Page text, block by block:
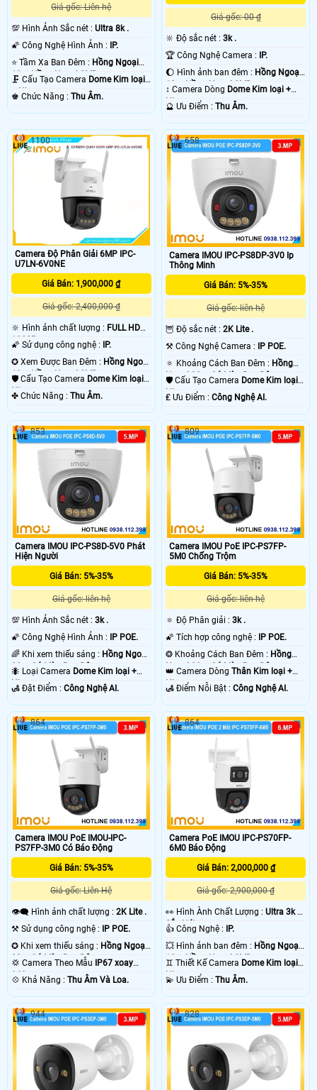
Giá gốc: Liên hệ
💯 Hình Ảnh Sắc nét : Ultra 8k .
🌠 Công Nghệ Hình Ảnh : IP.
⭐ Tầm Xa Ban Đêm : Hồng Ngoại
10m Hồng Ngoại SMD.
🗜️ Cấu Tạo Camera Dome Kim loại
+ Nhựa.
️♚ Chức Năng : Thu Âm.
Giá gốc: 00 ₫
🔆 Độ sắc nét :3k .
🏆 Công Nghệ Camera : IP.
🌔 Hình ảnh ban đêm : Hồng Ngoại
10m Hồng Ngoại SMD.
↕️ Camera Dòng Dome Kim loại +
Nhựa.
️🔮 Ưu Điểm :Thu Âm.
Camera Độ Phân Giải 6MP IPC-
U7LN-6V0NE
Giá Bán: 1,900,000 ₫
Giá gốc: 2,400,000 ₫
🔆 Hình ảnh chất lượng : FULL HD
1080P .
🌠 Sử dụng công nghệ :
IP.
✪ Xem Được Ban Đêm : Hồng Ngoại
10m Hồng Ngoại SMD.
🛡 Cấu Tạo Camera Dome Kim loại +
Nhựa.
️✤ Chức Năng : Thu Âm.
1100
Camera IMOU IPC-PS8DP-3V0 Ip
Thông Minh
Giá Bán: 5%-35%
Giá gốc: liên hệ
🦉 Độ sắc nét :2K Lite .
⚒ Công Nghệ Camera :
IP POE.
🔅 Khoảng Cách Ban Đêm : Hồng
Ngoại 30m Có Màu Ban Ðêm.
🛡 Cấu Tạo Camera Dome Kim loại +
Nhựa.
️₤ Ưu Điểm :Công Nghệ AI.
658
Camera IMOU IPC-PS8D-5V0 Phát
Hiện Người
Giá Bán: 5%-35%
Giá gốc: liên hệ
💯 Hình Ảnh Sắc nét : 3k .
🌠 Công Nghệ Hình Ảnh :
IP POE.
🌈 Khi xem thiếu sáng : Hồng Ngoại
30m Có Màu Ban Ðêm.
🐜 Loại Camera Dome Kim loại +
Nhựa.
️🛃 Đặt Điểm : Công Nghệ AI.
853
Camera IMOU PoE IPC-PS7FP-
5M0 Chống Trộm
Giá Bán: 5%-35%
Giá gốc: liên hệ
🔅 Độ Phân giải :3k .
🌠 Tích hợp công nghệ :
IP POE.
❂ Khoảng Cách Ban Đêm : Hồng
Ngoại 30m Có Màu Ban Ðêm.
👑 Camera DòngThân Kim loại +
Nhựa.
️🛃 Điểm Nỗi Bật :Công Nghệ AI.
809
Camera IMOU PoE IMOU-IPC-
PS7FP-3M0 Có Báo Động
Giá Bán: 5%-35%
Giá gốc: Liên Hệ
👁️‍🗨 Hình ảnh chất lượng : 2K Lite .
⚒ Sử dụng công nghệ : IP POE.
✪ Khi xem thiếu sáng : Hồng Ngoại
30m Có Màu Ban Ðêm.
💢 Camera Theo Mẫu IP67 xoay
360.
️💠 Khả Năng : Thu Âm Và Loa.
864
Camera PoE IMOU IPC-PS70FP-
6M0 Báo Động
Giá Bán: 2,000,000 ₫
Giá gốc: 2,900,000 ₫
️👀 Hình Ành Chất Lượng :Ultra 3k +
Sắc Nét .
👍 Công Nghệ : IP.
💥 Hình ảnh ban đêm : Hồng Ngoại
10m Hồng Ngoại SMD.
♊ Thiết Kế Camera Dome Kim loại +
Nhựa.
️💫 Ưu Điểm :Thu Âm.
864
944 828